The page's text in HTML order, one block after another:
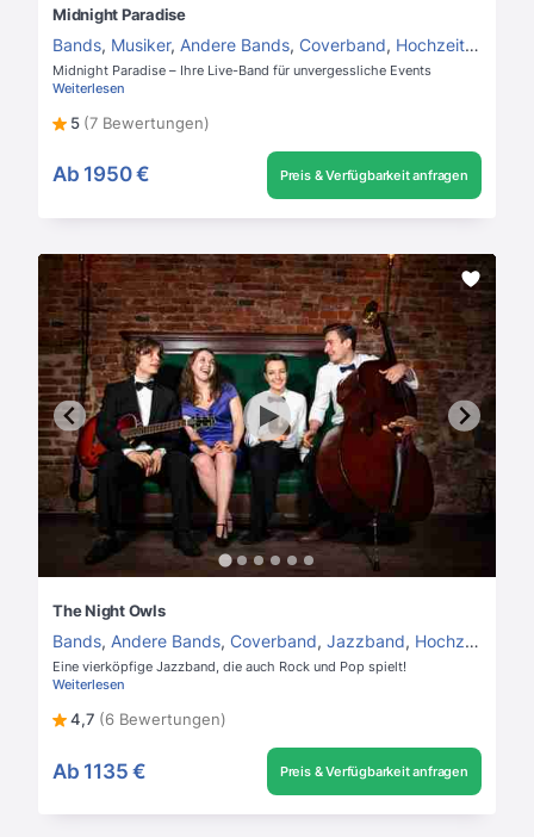
Midnight Paradise
Bands, Musiker, Andere Bands, Coverband, Hochzeit,
Midnight Paradise – Ihre Live-Band für unvergessliche Events
Weiterlesen
5 (7 Bewertungen)
Ab 1950 € Preis & Verfügbarkeit anfragen
The Night Owls
Bands, Andere Bands, Coverband, Jazzband, Hochzeitsband
Eine vierköpfige Jazzband, die auch Rock und Pop spielt!
Weiterlesen
4,7 (6 Bewertungen)
Ab 1135 € Preis & Verfügbarkeit anfragen